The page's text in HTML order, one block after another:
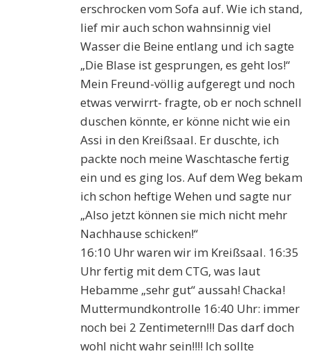
erschrocken vom Sofa auf. Wie ich stand,
lief mir auch schon wahnsinnig viel
Wasser die Beine entlang und ich sagte
„Die Blase ist gesprungen, es geht los!“
Mein Freund-völlig aufgeregt und noch
etwas verwirrt- fragte, ob er noch schnell
duschen könnte, er könne nicht wie ein
Assi in den Kreißsaal. Er duschte, ich
packte noch meine Waschtasche fertig
ein und es ging los. Auf dem Weg bekam
ich schon heftige Wehen und sagte nur
„Also jetzt können sie mich nicht mehr
Nachhause schicken!“
16:10 Uhr waren wir im Kreißsaal. 16:35
Uhr fertig mit dem CTG, was laut
Hebamme „sehr gut“ aussah! Chacka!
Muttermundkontrolle 16:40 Uhr: immer
noch bei 2 Zentimetern!!! Das darf doch
wohl nicht wahr sein!!!! Ich sollte